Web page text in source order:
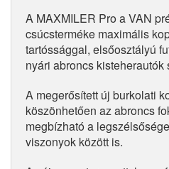
A MAXMILER Pro a VAN
csúcsterméke maximális
tartóssággal, elsőosztályú
nyári abroncs kisteherautók
A megerősített új burkolati
köszönhetően az abroncs
megbízható a
viszonyok között is.